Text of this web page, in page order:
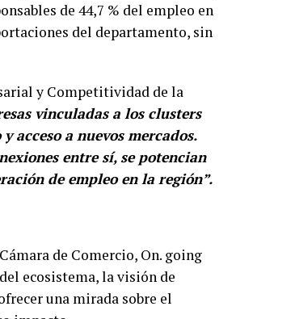
de 44,7 % del empleo en
del departamento, sin
y Competitividad de la
vinculadas a los clusters
acceso a nuevos mercados.
entre sí, se potencian
de empleo en la región”.
de Comercio, On. going
ecosistema, la visión de
una mirada sobre el